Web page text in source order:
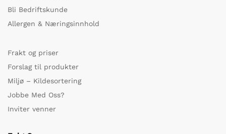
Bli Bedriftskunde
Allergen & Næringsinnhold
Frakt og priser
Forslag til produkter
Miljø – Kildesortering
Jobbe Med Oss?
Inviter venner